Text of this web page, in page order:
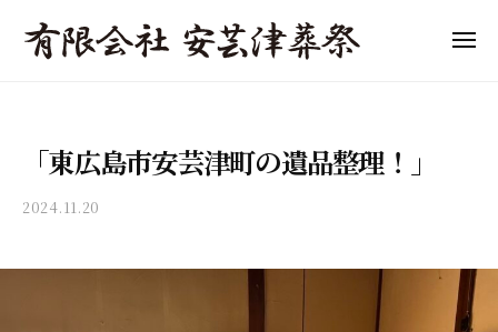
プ
島
市
葬
葬
・
メ
「東広島市安芸津町の遺品整理！」
2024.11.20
東
広
葬
」
用